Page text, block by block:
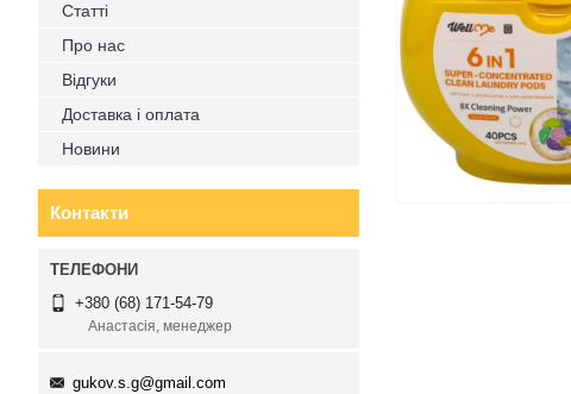
Статті
Про нас
Відгуки
Доставка і оплата
Новини
Контакти
+380 (68) 171-54-79
Анастасія, менеджер
gukov.s.g@gmail.com